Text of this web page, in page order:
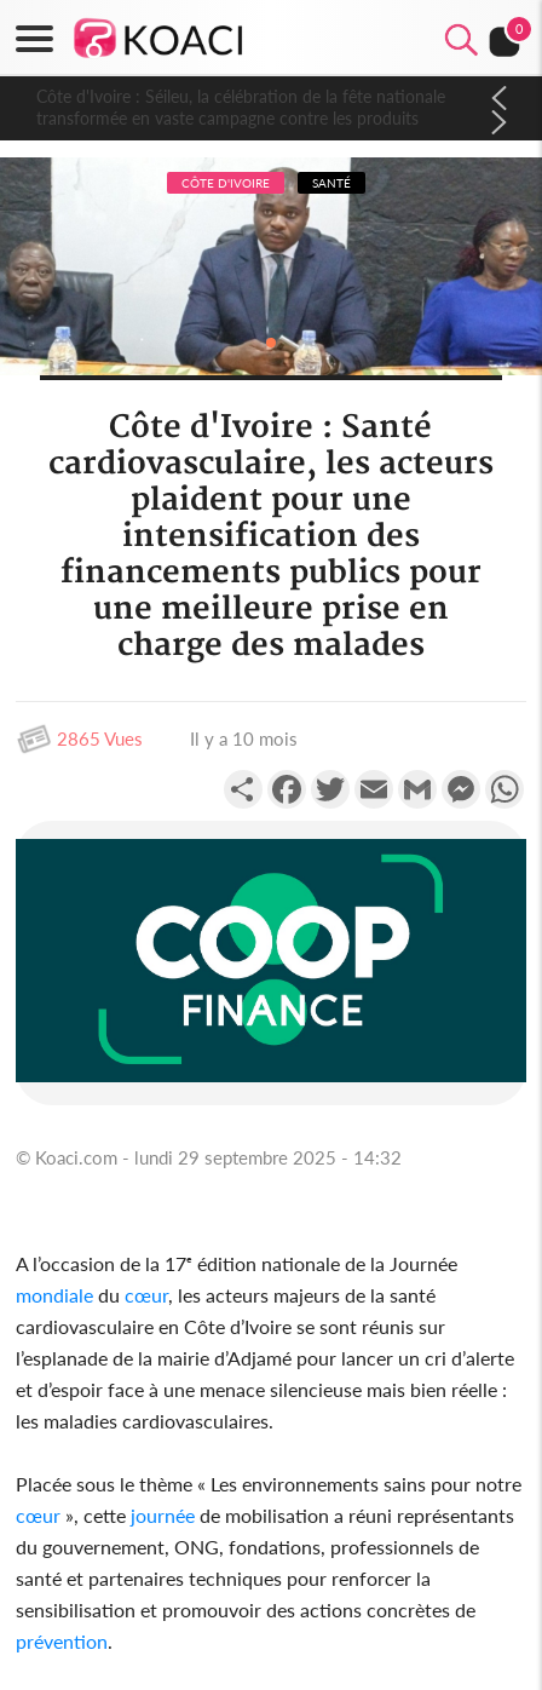
0
Côte d'Ivoire : Séileu, la célébration de la fête nationale
transformée en vaste campagne contre les produits
dépigmentants dangereux
CÔTE D'IVOIRE SANTÉ
Côte d'Ivoire : Santé
cardiovasculaire, les acteurs
plaident pour une
intensification des
financements publics pour
une meilleure prise en
charge des malades
2865 Vues Il y a 10 mois
PartagerFacebookTwitterEmail Gmail
© Koaci.com - lundi 29 septembre 2025 - 14:32
A l’occasion de la 17ᵉ édition nationale de la Journée
mondiale du cœur, les acteurs majeurs de la santé
cardiovasculaire en Côte d’Ivoire se sont réunis sur
l’esplanade de la mairie d’Adjamé pour lancer un cri d’alerte
et d’espoir face à une menace silencieuse mais bien réelle :
les maladies cardiovasculaires.
Placée sous le thème « Les environnements sains pour notre
cœur », cette journée de mobilisation a réuni représentants
du gouvernement, ONG, fondations, professionnels de
santé et partenaires techniques pour renforcer la
sensibilisation et promouvoir des actions concrètes de
prévention